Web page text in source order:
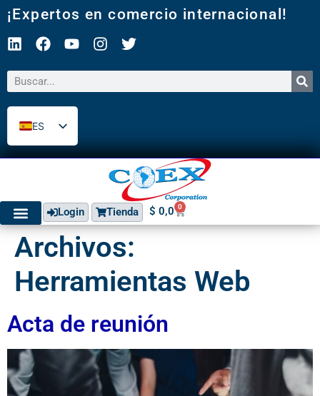
¡Expertos en comercio internacional!
ES
EN
Login Tienda $ 0,0 0
Archivos:
Herramientas Web
Acta de reunión